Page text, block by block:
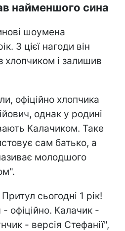
найменшого сина
шоумена
З цієї нагоди він
хлопчиком і залишив
офіційно хлопчика
однак у родині
Калачиком. Таке
сам батько, а
молодшого
сьогодні 1 рік!
офіційно. Калачик -
- версія Стефанії",